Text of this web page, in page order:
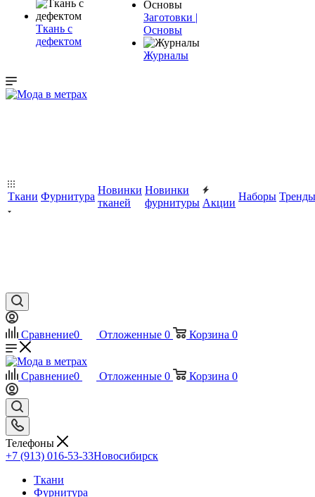
Ткань с
дефектом
Заготовки |
Основы
Журналы
Ткани Фурнитура
Новинки
тканей
Новинки
фурнитуры Акции
Наборы Тренды
Сравнение0 Отложенные 0 Корзина 0
Сравнение0 Отложенные 0 Корзина 0
Телефоны
+7 (913) 016-53-33Новосибирск
Ткани
Фурнитура